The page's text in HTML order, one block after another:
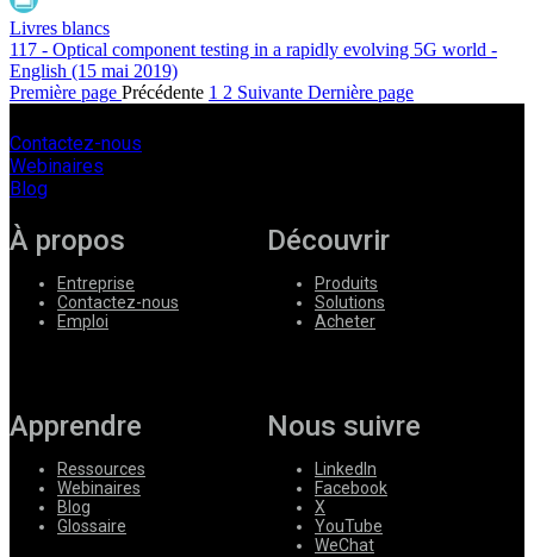
Livres blancs
117 - Optical component testing in a rapidly evolving 5G world -
English (15 mai 2019)
Première page Précédente 1 2 Suivante Dernière page
Contactez-nous
Webinaires
Blog
À propos
Entreprise
Contactez-nous
Emploi
Découvrir
Produits
Solutions
Acheter
Apprendre
Ressources
Webinaires
Blog
Glossaire
Nous suivre
LinkedIn
Facebook
X
YouTube
WeChat